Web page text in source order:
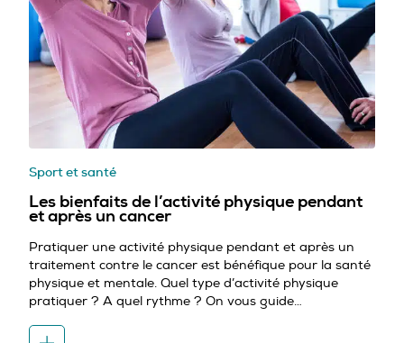
Sport et santé
Les bienfaits de l’activité physique pendant
et après un cancer
Pratiquer une activité physique pendant et après un
traitement contre le cancer est bénéfique pour la santé
physique et mentale. Quel type d’activité physique
pratiquer ? A quel rythme ? On vous guide…